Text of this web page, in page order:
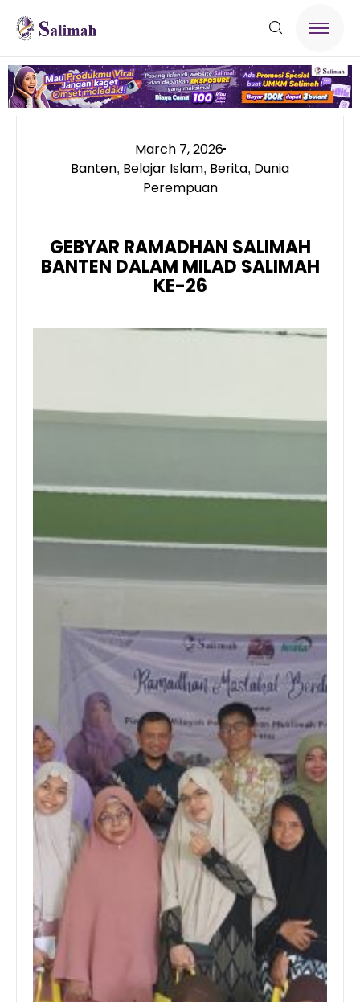
March 7, 2026
Banten, Belajar Islam, Berita, Dunia
Perempuan
GEBYAR RAMADHAN SALIMAH
BANTEN DALAM MILAD SALIMAH
KE-26